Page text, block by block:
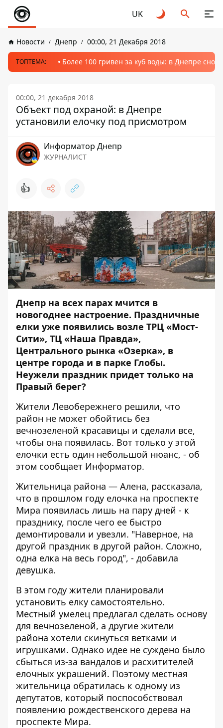
UK
Новости Днепр 00:00, 21 Декабря 2018
ТОПТЕМА: Более 100 гривен за куб воды: в Днепре
00:00, 21 декабря 2018
Объект под охраной: в Днепре
установили елочку под присмотром
Информатор Днепр
ЖУРНАЛИСТ
👍
Днепр на всех парах мчится в
новогоднее настроение. Праздничные
елки уже появились возле ТРЦ «Мост-
Сити», ТЦ «Наша Правда»,
Центрального рынка «Озерка», в
центре города и в парке Глобы.
Неужели праздник придет только на
Правый берег?
Жители Левобережнего решили, что
район не может обойтись без
вечнозеленой красавицы и сделали все,
чтобы она появилась. Вот только у этой
елочки есть один небольшой нюанс, - об
этом сообщает Информатор.
Жительница района — Алена, рассказала,
что в прошлом году елочка на проспекте
Мира появилась лишь на пару дней - к
празднику, после чего ее быстро
демонтировали и увезли. "Наверное, на
другой праздник в другой район. Сложно,
одна елка на весь город", - добавила
девушка.
В этом году жители планировали
установить елку самостоятельно.
Местный умелец предлагал сделать основу
для вечнозеленой, а другие жители
района хотели скинуться ветками и
игрушками. Однако идее не суждено было
сбыться из-за вандалов и расхитителей
елочных украшений. Поэтому местная
жительница обратилась к одному из
депутатов, который поспособствовал
появлению рождественского дерева на
проспекте Мира.